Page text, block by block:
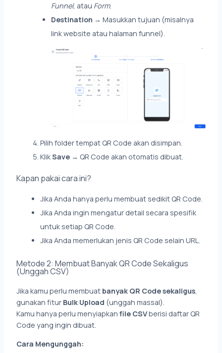
Funnel, atau Form.
Destination → Masukkan tujuan (misalnya
link website atau halaman funnel).
Pilih folder tempat QR Code akan disimpan.
KlikSave → QR Code akan otomatis dibuat.
Kapan pakai cara ini?
Jika Anda hanya perlu membuat sedikit QR Code.
Jika Anda ingin mengatur detail secara spesifik
untuk setiap QR Code.
Jika Anda memerlukan jenis QR Code selain URL.
Metode 2: Membuat Banyak QR Code Sekaligus
(Unggah CSV)
Jika kamu perlu membuat banyak QR Code sekaligus,
gunakan fitur Bulk Upload (unggah massal).
Kamu hanya perlu menyiapkanfile CSVberisi daftar QR
Code yang ingin dibuat.
Cara Mengunggah: